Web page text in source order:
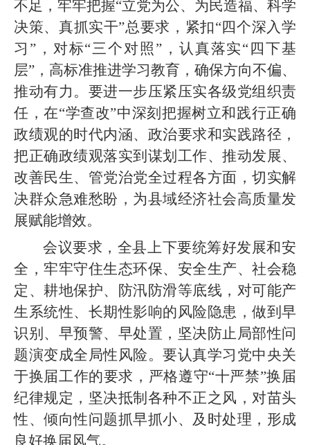
不足，牢牢把握“立党为公、为民造福、科学
决策、真抓实干”总要求，紧扣“四个深入学
习”，对标“三个对照”，认真落实“四下基
层”，高标准推进学习教育，确保方向不偏、
推动有力。要进一步压紧压实各级党组织责
任，在“学查改”中深刻把握树立和践行正确
政绩观的时代内涵、政治要求和实践路径，
把正确政绩观落实到谋划工作、推动发展、
改善民生、管党治党全过程各方面，切实解
决群众急难愁盼，为县域经济社会高质量发
展赋能增效。
会议要求，全县上下要统筹好发展和安
全，牢牢守住生态环保、安全生产、社会稳
定、耕地保护、防汛防滑等底线，对可能产
生系统性、长期性影响的风险隐患，做到早
识别、早预警、早处置，坚决防止局部性问
题演变成全局性风险。要认真学习党中央关
于换届工作的要求，严格遵守“十严禁”换届
纪律规定，坚决抵制各种不正之风，对苗头
性、倾向性问题抓早抓小、及时处理，形成
良好换届风气。